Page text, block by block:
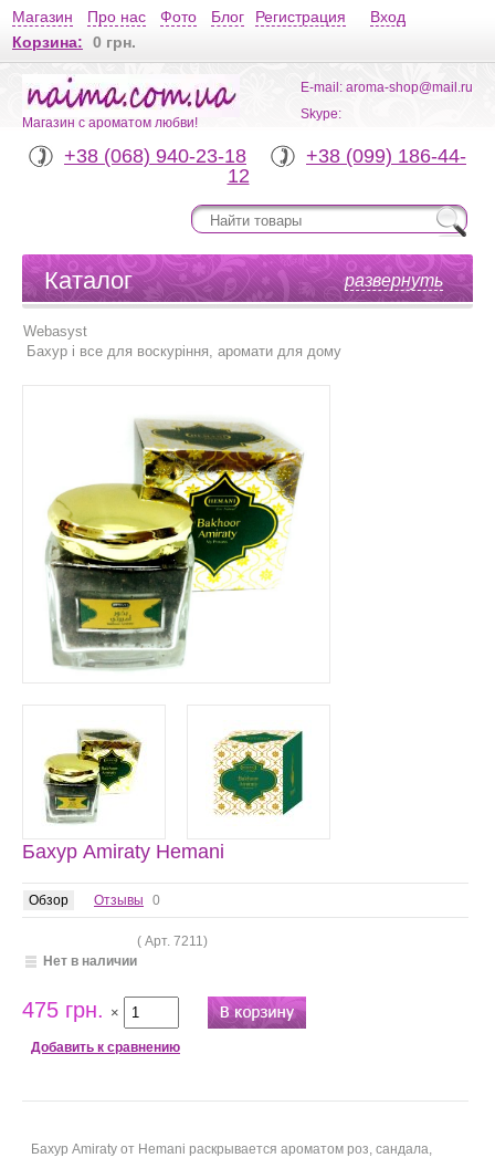
Магазин Про нас Фото Блог Регистрация
Вход
Корзина:
0 грн.
Магазин с ароматом любви!
+38 (068) 940-23-18
+38 (099) 186-44-
12
E-mail: aroma-shop@mail.ru
Skype:
развернуть
Каталог
Webasyst
Бахур і все для воскуріння, аромати для дому
Бахур Amiraty Hemani
Обзор Отзывы 0
( Арт. 7211)
Нет в наличии
475 грн. ×
Добавить к сравнению
Бахур Amiraty от Hemani раскрывается ароматом роз, сандала,